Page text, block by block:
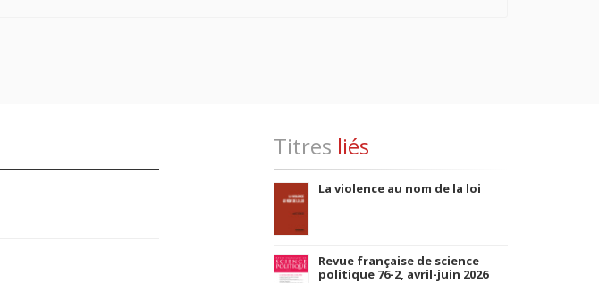
Titres liés
La violence au nom de la loi
Revue française de science
politique 76-2, avril-juin 2026